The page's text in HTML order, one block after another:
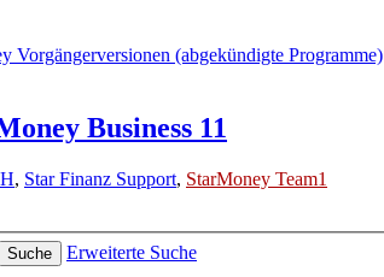
Vorgängerversionen (abgekündigte Programme)
Business 11
, Star Finanz Support, StarMoney Team1
Suche
Erweiterte Suche